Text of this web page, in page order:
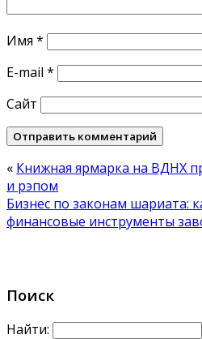
Имя *
E-mail *
Сайт
« Книжная ярмарка на ВДНХ
и рэпом
Бизнес по законам шариата:
финансовые инструменты
Поиск
Найти: